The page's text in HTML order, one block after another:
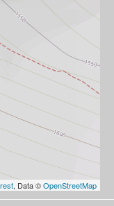
, Data ©OpenStreetMap